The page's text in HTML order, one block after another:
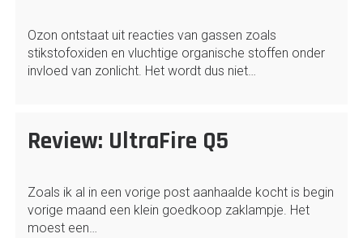
Ozon ontstaat uit reacties van gassen zoals
stikstofoxiden en vluchtige organische stoffen onder
invloed van zonlicht. Het wordt dus niet…
Review: UltraFire Q5
Zoals ik al in een vorige post aanhaalde kocht is begin
vorige maand een klein goedkoop zaklampje. Het
moest een…